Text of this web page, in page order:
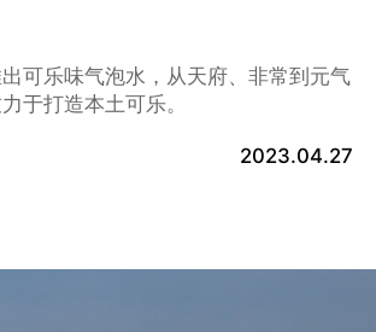
可乐味气泡水，从天府、非常到元气
于打造本土可乐。
2023.04.27